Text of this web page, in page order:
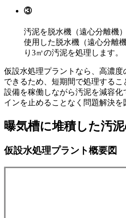
③
汚泥を脱水機（遠心分離機
使用した脱水機（遠心分離
り3㎥の汚泥を処理します。
仮設水処理プラントなら、高濃
できるため、短期間で処理する
設備を稼働しながら汚泥を減容
インを止めることなく問題解決を
曝気槽に堆積した汚
仮設水処理プラント概要図